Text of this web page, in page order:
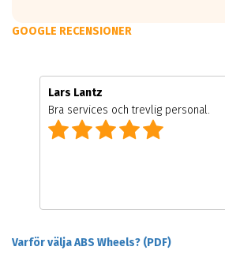
GOOGLE RECENSIONER
Lars Lantz
Bra services och trevlig personal.
Varför välja ABS Wheels? (PDF)